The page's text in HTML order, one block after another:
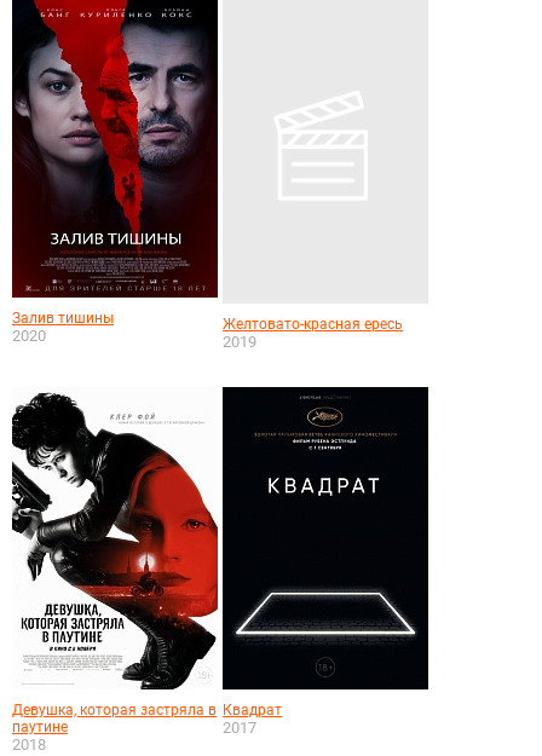
Залив тишины
2020
Желтовато-красная ересь
2019
Девушка, которая застряла в
паутине
2018
Квадрат
2017